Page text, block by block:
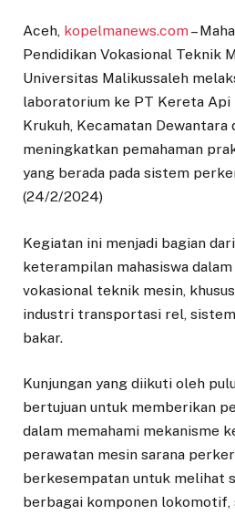
Aceh, kopelmanews.com–
Pendidikan Vokasional Teknik
Universitas Malikussaleh
laboratorium ke PT Kereta Api
Krukuh, Kecamatan Dewantara
meningkatkan pemahaman
yang berada pada sistem
(24/2/2024)
Kegiatan ini menjadi bagian
keterampilan mahasiswa
vokasional teknik mesin,
industri transportasi rel,
bakar.
Kunjungan yang diikuti oleh
bertujuan untuk memberikan
dalam memahami mekanisme
perawatan mesin sarana
berkesempatan untuk melihat
berbagai komponen lokomotif,